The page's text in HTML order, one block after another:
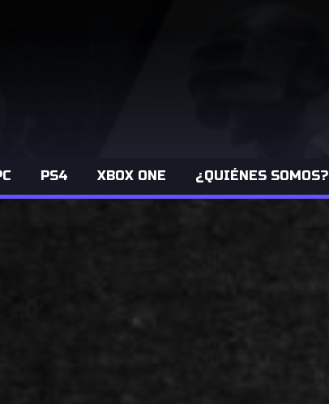
PS4 XBOX ONE ¿QUIÉNES SOMOS?